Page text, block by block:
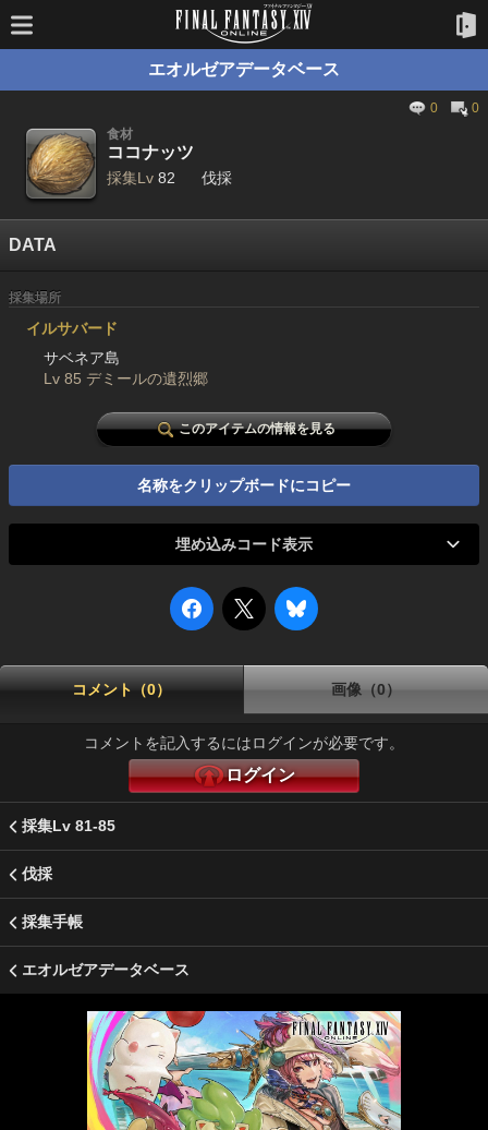
エオルゼアデータベース
0
0
食材
ココナッツ
採集Lv 82 伐採
DATA
採集場所
イルサバード
サベネア島
Lv 85 デミールの遺烈郷
このアイテムの情報を見る
名称をクリップボードにコピー
埋め込みコード表示
コメント（0） 画像（0）
コメントを記入するにはログインが必要です。
ログイン
採集Lv 81-85
伐採
採集手帳
エオルゼアデータベース